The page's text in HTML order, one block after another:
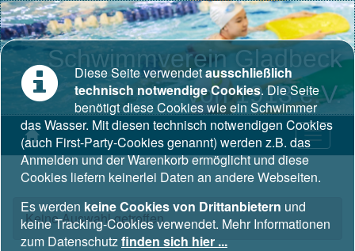
Schwimmverein Gladbeck
von 1913 e.V.
Keine Auswahl getroffen
Diese Seite verwendetausschließlich
technisch notwendige Cookies. Die Seite
benötigt diese Cookies wie ein Schwimmer
das Wasser. Mit diesen technisch notwendigen Cookies
(auch First-Party-Cookies genannt) werden z.B. das
Anmelden und der Warenkorb ermöglicht und diese
Cookies liefern keinerlei Daten an andere Webseiten.
Es werden keine Cookies von Drittanbietern und
keine Tracking-Cookies verwendet. Mehr Informationen
zum Datenschutzfinden sich hier ...